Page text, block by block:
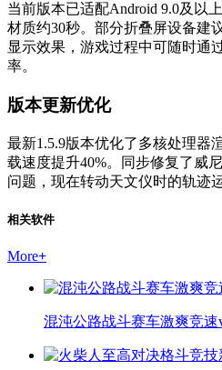
当前版本已适配Android 9.0及以
材质约30秒。部分折叠屏设备建
显示效果，游戏过程中可随时通
率。
版本更新优化
最新1.5.9版本优化了多核处理器
载速度提升40%。同步修复了威
问题，现在转动天文仪时的轨迹
相关软件
More+
混沌公路战斗赛车激爽竞速